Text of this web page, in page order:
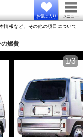
お気に入り メニュー
情報など、その他の項目について
の燃費
1/3